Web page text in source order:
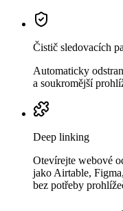
Čistič sledovacích
Automaticky
a soukromější
Deep linking
Otevírejte webové
jako Airtable,
bez potřeby